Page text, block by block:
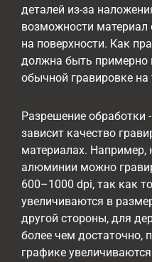
деталей из-за
возможности материал
на поверхности. Как
должна быть примерно
обычной гравировке
Разрешение обработки
зависит качество
материалах. Например,
алюминии можно
600–1000 dpi, так как
увеличиваются в
другой стороны, для
более чем достаточно,
графике